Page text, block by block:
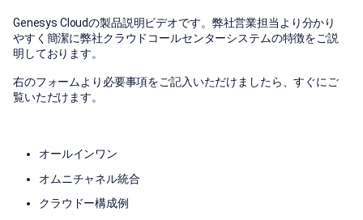
Genesys Cloudの製品説明ビデオです。弊社営業担当より分かり
やすく簡潔に弊社クラウドコールセンターシステムの特徴をご説
明しております。
右のフォームより必要事項をご記入いただけましたら、すぐにご
覧いただけます。
オールインワン
オムニチャネル統合
クラウドー構成例